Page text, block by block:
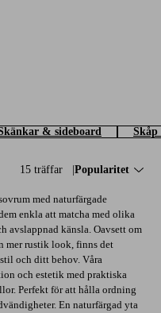
& sideboard
15 träffar Sortera på:
Popularitet
med naturfärgade
enkla att matcha med olika
avslappnad känsla. Oavsett om
mer rustik look, finns det
och ditt behov. Våra
och estetik med praktiska
Perfekt för att hålla ordning
En naturfärgad yta